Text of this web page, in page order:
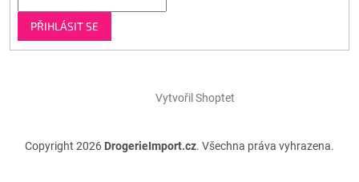
PŘIHLÁSIT SE
Vytvořil Shoptet
Copyright 2026 DrogerieImport.cz. Všechna práva vyhrazena.